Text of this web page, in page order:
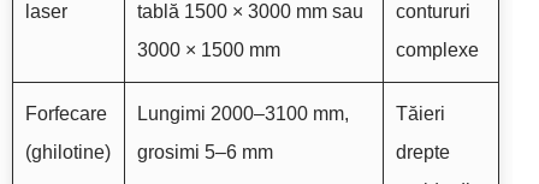
laser
tablă 1500 × 3000 mm sau
3000 × 1500 mm
contururi
complexe
Forfecare
(ghilotine)
Lungimi 2000–3100 mm,
grosimi 5–6 mm
Tăieri
drepte